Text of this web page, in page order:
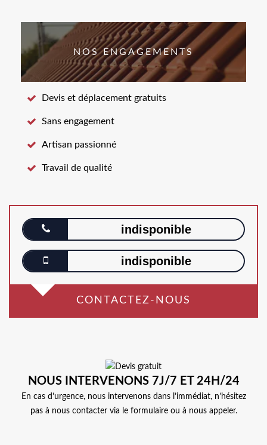
NOS ENGAGEMENTS
Devis et déplacement gratuits
Sans engagement
Artisan passionné
Travail de qualité
indisponible
indisponible
CONTACTEZ-NOUS
NOUS INTERVENONS 7J/7 ET 24H/24
En cas d’urgence, nous intervenons dans l’immédiat, n’hésitez
pas à nous contacter via le formulaire ou à nous appeler.